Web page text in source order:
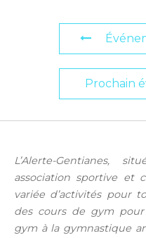
Prochain
L’Alerte-Gentianes,
association sportive et
variée d’activités pour
des cours de gym
gym à la gymnastique